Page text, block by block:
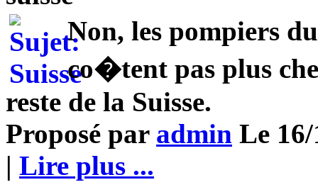
Non, les pompiers
co�tent pas plus
reste de la Suisse.
Proposé par admin Le
| Lire plus ...